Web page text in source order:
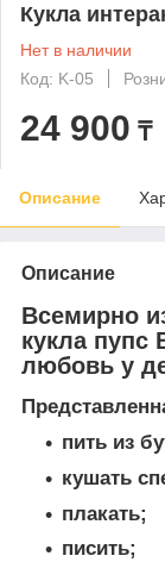
Кукла
Нет в наличии
Код: K-05
24 900 ₸
Описание
Описание
Всемирно
кукла пупс
любовь у
пить из
кушать
плакать;
писить;